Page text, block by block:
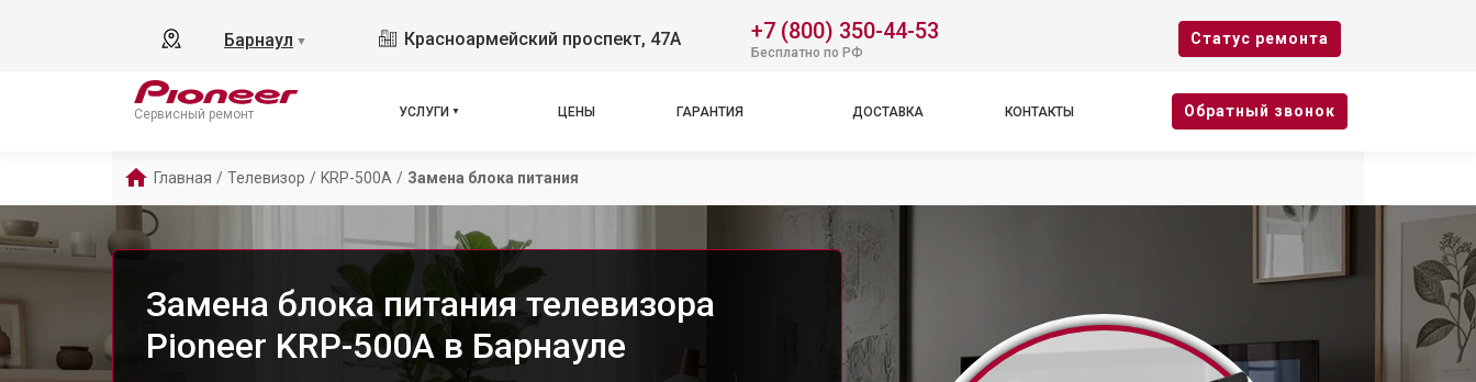
Барнаул ▼ Красноармейский проспект, 47А +7 (800) 350-44-53
Бесплатно по РФ
Cтатус ремонта
Сервисный ремонт УСЛУГИ ЦЕНЫ ГАРАНТИЯ ДОСТАВКА КОНТАКТЫ Oбратный звонок
Главная / Телевизор / KRP-500A / Замена блока питания
Замена блока питания телевизора
Pioneer KRP-500A в Барнауле